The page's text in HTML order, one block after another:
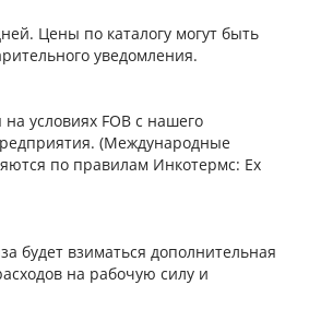
Цены по каталогу могут быть
уведомления.
условиях FOB с нашего
(Международные
по правилам Инкотермс: Ex
будет взиматься дополнительная
на рабочую силу и